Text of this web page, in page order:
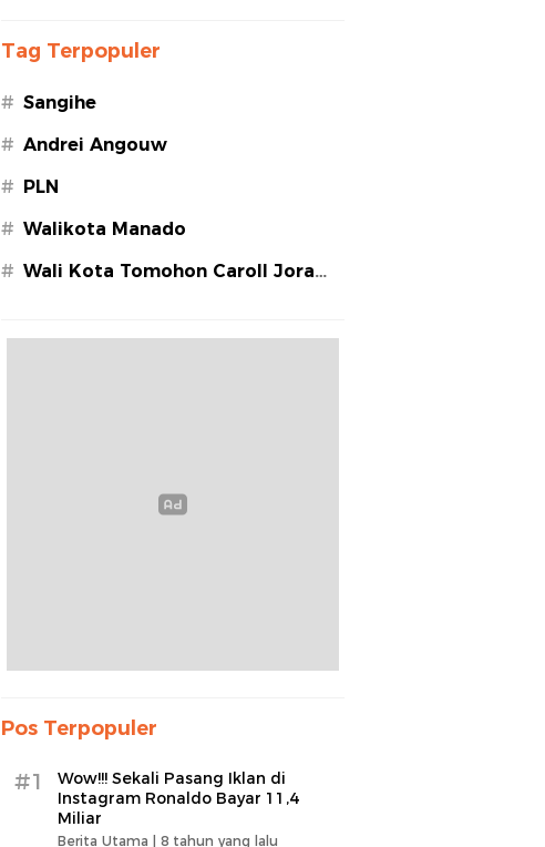
Tag Terpopuler
# Sangihe
# Andrei Angouw
# PLN
# Walikota Manado
# Wali Kota Tomohon Caroll Joram
Pos Terpopuler
#1
Wow!!! Sekali Pasang Iklan di
Instagram Ronaldo Bayar 11,4
Miliar
Berita Utama | 8 tahun yang lalu